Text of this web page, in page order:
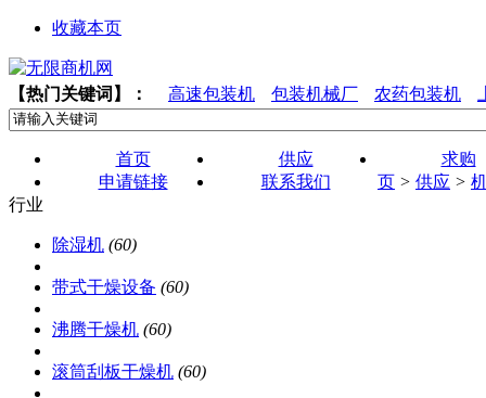
收藏本页
【热门关键词】： 高速包装机 包装机械厂 农药包装机
首页 供应
求购
申请链接
联系我们 页 > 供应 >
行业
除湿机 (60)
带式干燥设备 (60)
沸腾干燥机 (60)
滚筒刮板干燥机 (60)